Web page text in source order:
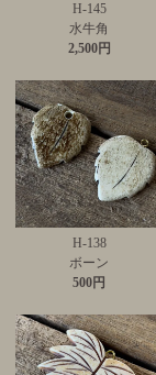
H-145
水牛角
2,500円
H-138
ボーン
500円